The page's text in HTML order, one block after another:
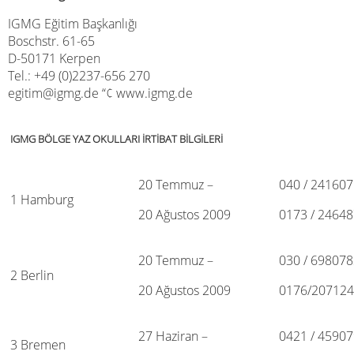
IGMG Eğitim Başkanlığı
Boschstr. 61-65
D-50171 Kerpen
Tel.: +49 (0)2237-656 270
egitim@igmg.de “¢ www.igmg.de
IGMG BÖLGE YAZ OKULLARI İRTİBAT BİLGİLERİ
1 Hamburg
20 Temmuz –
20 Ağustos 2009
040 / 241607
0173 /
2 Berlin
20 Temmuz –
20 Ağustos 2009
030 /
0176/
3 Bremen
27 Haziran –
0421 /